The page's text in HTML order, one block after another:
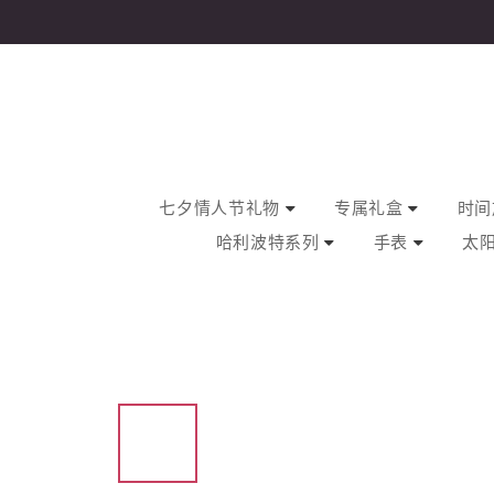
七夕情人节礼物 专属礼盒
时
哈利波特系列
手表 太